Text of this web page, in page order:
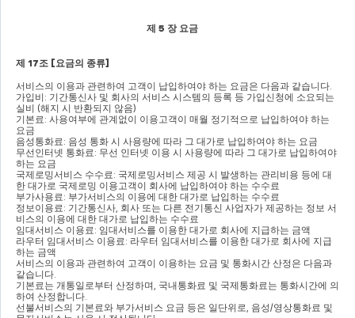
제 5 장 요금
제 17조 [ 요금의 종류]
서비스의 이용과 관련하여 고객이 납입하여야 하는 요금은 다음과 같습니다
가입비 : 기간통신사 및 회사의 서비스 시스템의 등록 등 가입신청에 소요되는
실비 (해지 시 반환되지 않음)
기본료 : 사용여부에 관계없이 이용고객이 매월 정기적으로 납입하여야 하는
요금
음성통화료 : 음성 통화 시 사용량에 따라 그 대가로 납입하여야 하는 요금
무선인터넷 통화료 : 무선 인터넷 이용 시 사용량에 따라 그 대가로 납입하여야
하는 요금
국제로밍서비스 수수료 : 국제로밍서비스 제공 시 발생하는 관리비용 등에 대
한 대가로 국제로밍 이용고객이 회사에 납입하여야 하는 수수료
부가사용료 : 부가서비스의 이용에 대한 대가로 납입하는 수수료
정보이용료 : 기간통신사 회사 또는 다른 전기통신 사업자가 제공하는 정보 서
비스의 이용에 대한 대가로 납입하는 수수료
임대서비스 이용료 : 임대서비스를 이용한 대가로 회사에 지급하는 금액
라우터 임대서비스 이용료 : 라우터 임대서비스를 이용한 대가로 회사에 지급
하는 금액
서비스의 이용과 관련하여 고객이 이용하는 요금 및 통화시간 산정은 다음과
같습니다
기본료는 개통일로부터 산정하며 국내통화료 및 국제통화료는 통화시간에 의
하여 산정합니다
선불서비스의 기본료와 부가서비스 요금 등은 일단위로
음성/영상통화료 및